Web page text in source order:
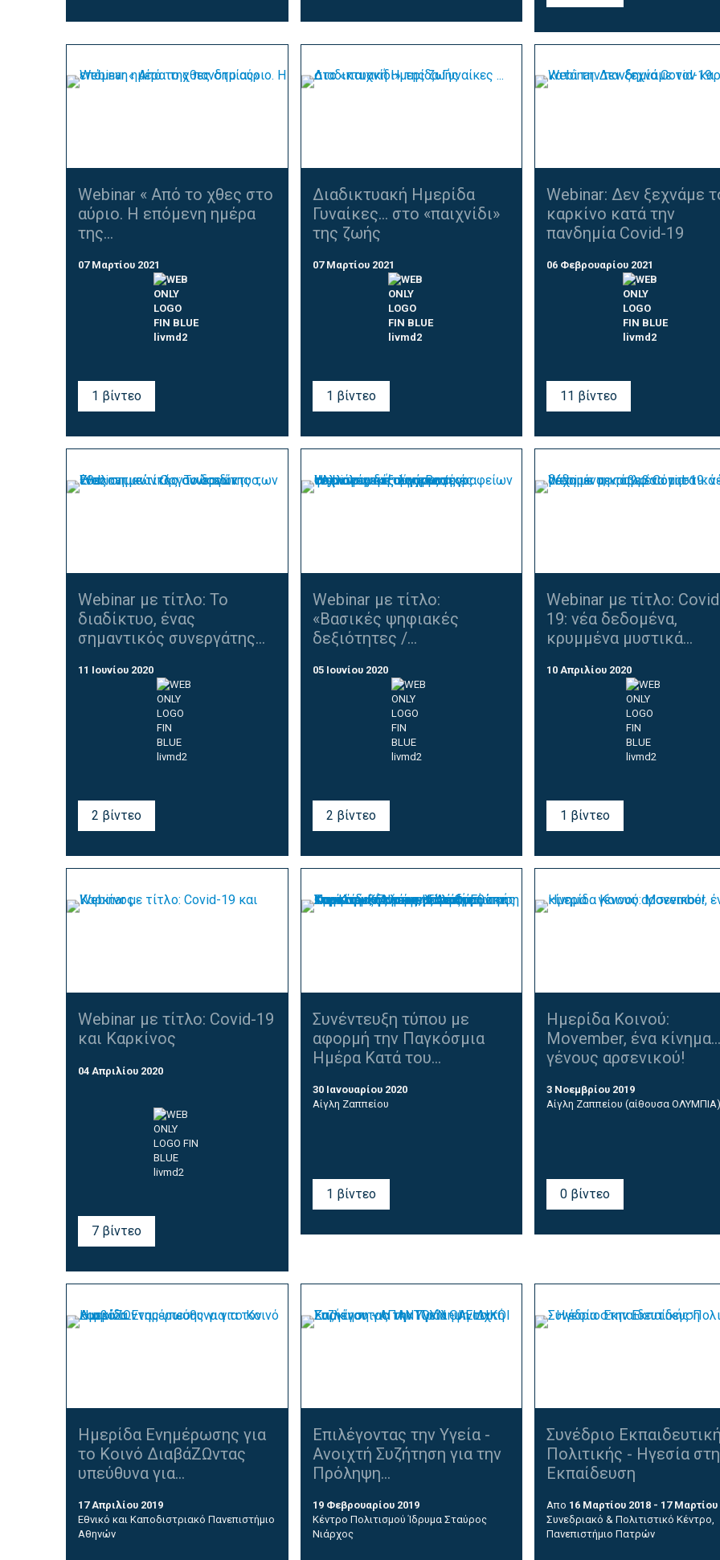
Webinar « Από το χθες στο
αύριο. Η επόμενη ημέρα
της...
07 Μαρτίου 2021
1 βίντεο
Διαδικτυακή Ημερίδα
Γυναίκες... στο «παιχνίδι»
της ζωής
07 Μαρτίου 2021
1 βίντεο
Webinar: Δεν ξεχνάμε
καρκίνο κατά την
πανδημία Covid-19
06 Φεβρουαρίου 2021
11 βίντεο
Webinar με τίτλο: Το
διαδίκτυο, ένας
σημαντικός συνεργάτης...
11 Ιουνίου 2020
2 βίντεο
Webinar με τίτλο:
«Βασικές ψηφιακές
δεξιότητες /...
05 Ιουνίου 2020
2 βίντεο
Webinar με τίτλο:
19: νέα δεδομένα,
κρυμμένα μυστικά...
10 Απριλίου 2020
1 βίντεο
Webinar με τίτλο: Covid-19
και Καρκίνος
04 Απριλίου 2020
7 βίντεο
Συνέντευξη τύπου με
αφορμή την Παγκόσμια
Ημέρα Κατά του...
30 Ιανουαρίου 2020
Αίγλη Ζαππείου
1 βίντεο
Ημερίδα Κοινού:
Movember, ένα
γένους αρσενικού!
3 Νοεμβρίου 2019
Αίγλη Ζαππείου (αίθουσα
0 βίντεο
Ημερίδα Ενημέρωσης για
το Κοινό ΔιαβάΖΩντας
υπεύθυνα για...
17 Απριλίου 2019
Εθνικό και Καποδιστριακό Πανεπιστήμιο
Αθηνών
Επιλέγοντας την Υγεία -
Ανοιχτή Συζήτηση για την
Πρόληψη...
19 Φεβρουαρίου 2019
Κέντρο Πολιτισμού Ίδρυμα Σταύρος
Νιάρχος
Συνέδριο
Πολιτικής - Ηγεσία
Εκπαίδευση
Απο 16 Μαρτίου 2018 - 17 Μαρτίου
Συνεδριακό & Πολιτιστικό Κέντρο,
Πανεπιστήμιο Πατρών